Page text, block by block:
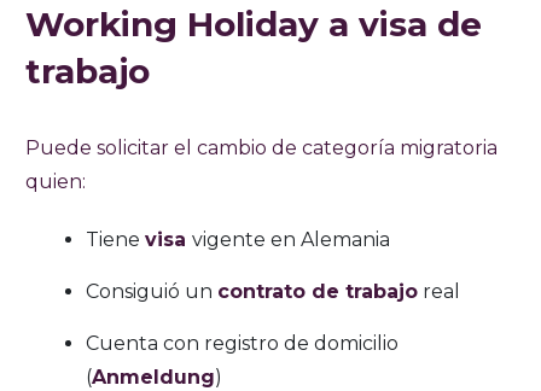
Working Holiday a visa de
trabajo
Puede solicitar el cambio de categoría migratoria
quien:
Tiene visa vigente en Alemania
Consiguió un contrato de trabajo real
Cuenta con registro de domicilio
(Anmeldung)